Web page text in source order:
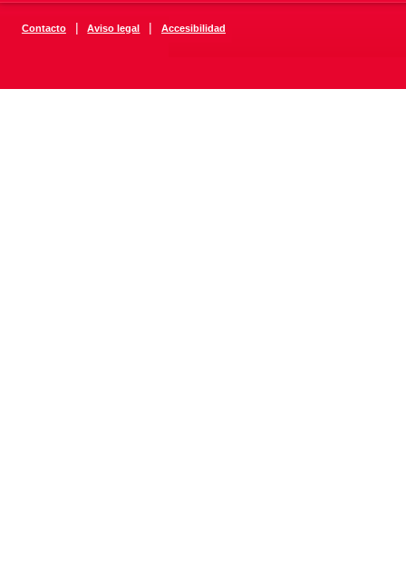
Contacto | Aviso legal | Accesibilidad